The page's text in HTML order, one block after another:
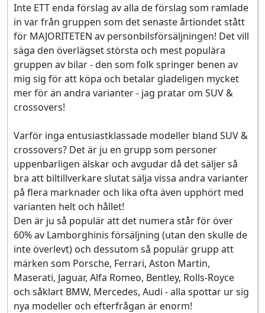
Inte ETT enda förslag av alla de förslag som ramlade
in var från gruppen som det senaste årtiondet stått
för MAJORITETEN av personbilsförsäljningen! Det vill
säga den överlägset största och mest populära
gruppen av bilar - den som folk springer benen av
mig sig för att köpa och betalar gladeligen mycket
mer för än andra varianter - jag pratar om SUV &
crossovers!
Varför inga entusiastklassade modeller bland SUV &
crossovers? Det är ju en grupp som personer
uppenbarligen älskar och avgudar då det säljer så
bra att biltillverkare slutat sälja vissa andra varianter
på flera marknader och lika ofta även upphört med
varianten helt och hållet!
Den är ju så populär att det numera står för över
60% av Lamborghinis försäljning (utan den skulle de
inte överlevt) och dessutom så populär grupp att
märken som Porsche, Ferrari, Aston Martin,
Maserati, Jaguar, Alfa Romeo, Bentley, Rolls-Royce
och såklart BMW, Mercedes, Audi - alla spottar ur sig
nya modeller och efterfrågan är enorm!